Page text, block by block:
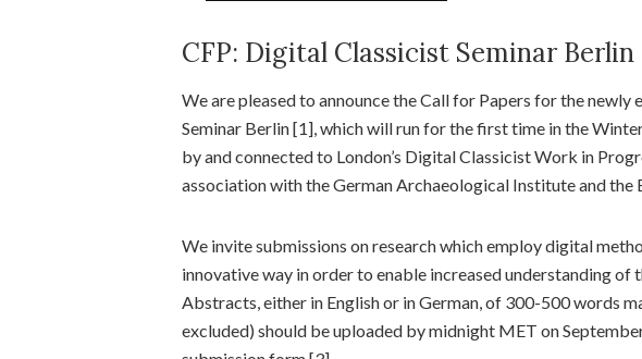
CFP: Digital Classicist Seminar Berlin
We are pleased to announce the Call for Papers for the
Seminar Berlin [1], which will run for the first time in the
by and connected to London’s Digital Classicist Work in
association with the German Archaeological Institute and the
We invite submissions on research which employ digital
innovative way in order to enable increased understanding of
Abstracts, either in English or in German, of 300-500 words
excluded) should be uploaded by midnight MET on